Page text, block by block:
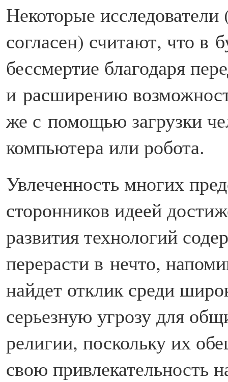
Некоторые
согласен) считают, что в
бессмертие благодаря
и расширению
же с помощью загрузки
компьютера или робота.
Увлеченность многих
сторонников идеей
развития технологий
перерасти в нечто,
найдет отклик среди
серьезную угрозу для
религии, поскольку их
свою привлекательность